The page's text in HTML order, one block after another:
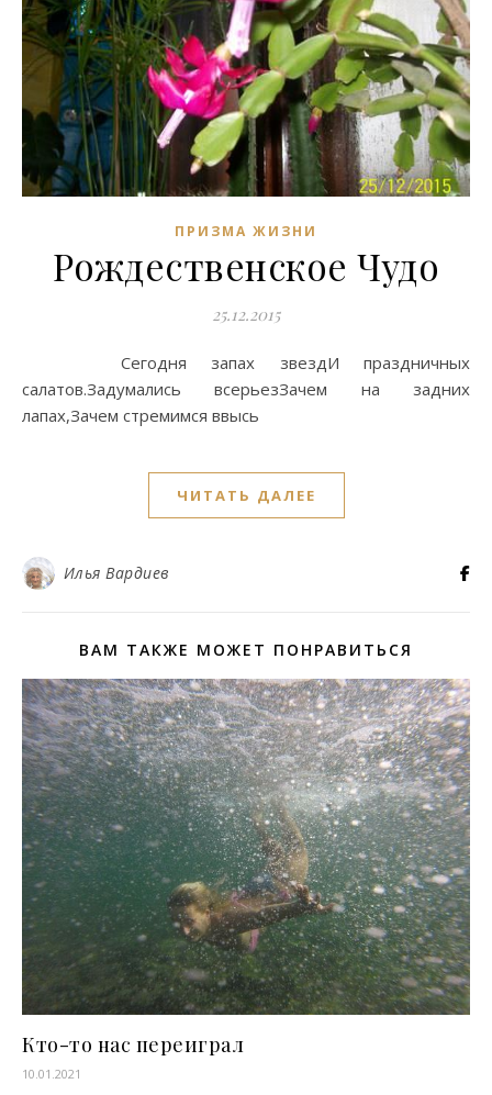
ПРИЗМА ЖИЗНИ
Рождественское Чудо
25.12.2015
Сегодня запах звездИ праздничных
салатов.Задумались всерьезЗачем на задних
лапах,Зачем стремимся ввысь
ЧИТАТЬ ДАЛЕЕ
Илья Вардиев
ВАМ ТАКЖЕ МОЖЕТ ПОНРАВИТЬСЯ
Кто-то нас переиграл
10.01.2021